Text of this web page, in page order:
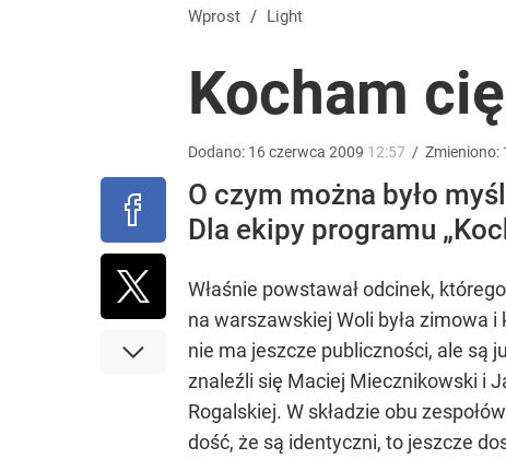
„Nie chodzi o zemstę”. Mocny apel w sprawie ofiar
Tego sondażu premier nie może zlekceważyć.
Moskwa znów wygraża Polsce i atakuje
dodaj
Wprost / Light
Kocham
Dodano: 16czerwca 2009 12:57 / Zmieniono:
O czym można było
Dla ekipy programu
Właśnie powstawał odcinek,
na warszawskiej Woli była zimowa
nie ma jeszcze publiczności, ale są
znaleźli się Maciej Miecznikowski i
Rogalskiej. W składzie obu
dość, że są identyczni, to jeszcze